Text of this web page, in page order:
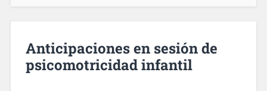
Anticipaciones en sesión de
psicomotricidad infantil